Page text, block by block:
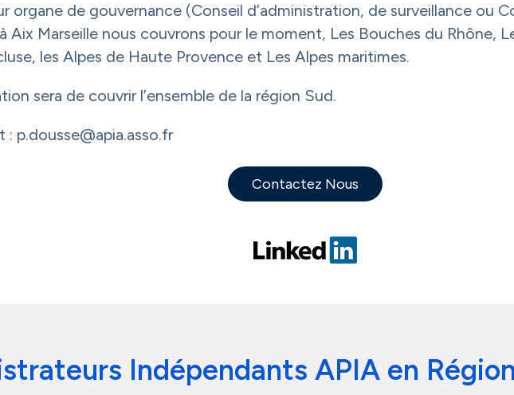
organe de gouvernance (Conseil d’administration, de surveillance ou
Aix Marseille nous couvrons pour le moment, Les Bouches du Rhône,
les Alpes de Haute Provence et Les Alpes maritimes.
sera de couvrir l’ensemble de la région Sud.
: p.dousse@apia.asso.fr
Contactez Nous
Indépendants APIA en